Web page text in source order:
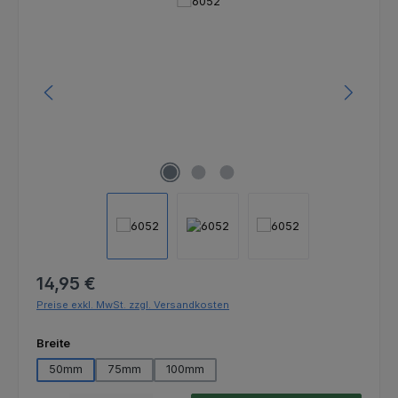
Regulärer Preis:
14,95 €
Preise exkl. MwSt. zzgl. Versandkosten
Breiteauswählen
50mm
75mm 100mm